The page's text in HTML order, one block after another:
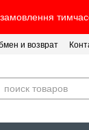
и возврат